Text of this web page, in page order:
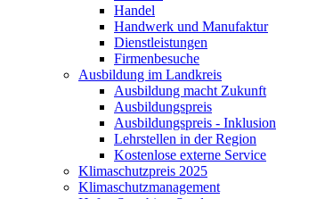
Handel
Handwerk und Manufaktur
Dienstleistungen
Firmenbesuche
Ausbildung im Landkreis
Ausbildung macht Zukunft
Ausbildungspreis
Ausbildungspreis - Inklusion
Lehrstellen in der Region
Kostenlose externe Service
Klimaschutzpreis 2025
Klimaschutzmanagement